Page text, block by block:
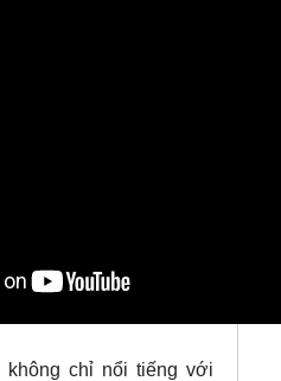
không chỉ nổi tiếng với